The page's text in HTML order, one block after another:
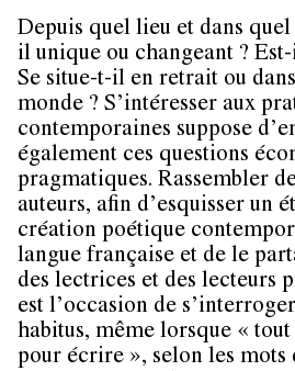
Depuis quel lieu et dans
il unique ou changeant ?
Se situe-t-il en retrait ou
monde ? S’intéresser aux
contemporaines suppose
également ces questions
pragmatiques. Rassembler
auteurs, afin d’esquisser un
création poétique
langue française et de le
des lectrices et des lecteurs
est l’occasion de
habitus, même lorsque «
pour écrire », selon les mots